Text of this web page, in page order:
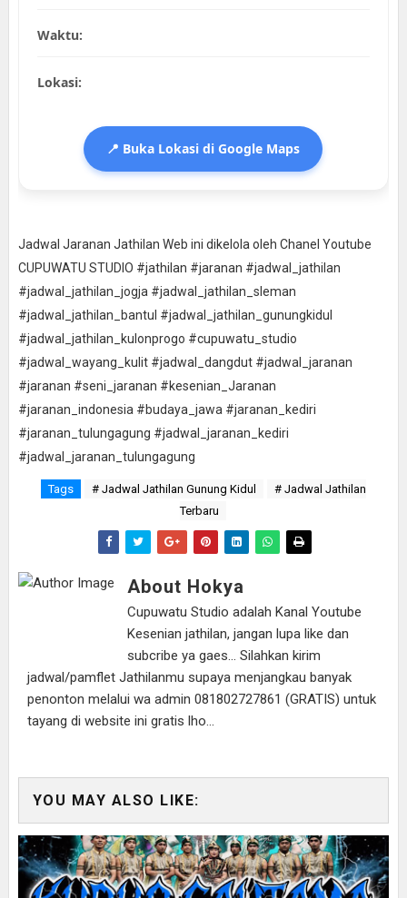
Waktu:
Lokasi:
📍 Buka Lokasi di Google Maps
Jadwal Jaranan Jathilan Web ini dikelola oleh Chanel Youtube
CUPUWATU STUDIO #jathilan #jaranan #jadwal_jathilan
#jadwal_jathilan_jogja #jadwal_jathilan_sleman
#jadwal_jathilan_bantul #jadwal_jathilan_gunungkidul
#jadwal_jathilan_kulonprogo #cupuwatu_studio
#jadwal_wayang_kulit #jadwal_dangdut #jadwal_jaranan
#jaranan #seni_jaranan #kesenian_Jaranan
#jaranan_indonesia #budaya_jawa #jaranan_kediri
#jaranan_tulungagung #jadwal_jaranan_kediri
#jadwal_jaranan_tulungagung
Tags # Jadwal Jathilan Gunung Kidul
# Jadwal Jathilan
Terbaru
About Hokya
Cupuwatu Studio adalah Kanal Youtube
Kesenian jathilan, jangan lupa like dan
subcribe ya gaes... Silahkan kirim
jadwal/pamflet Jathilanmu supaya menjangkau banyak
penonton melalui wa admin 081802727861 (GRATIS) untuk
tayang di website ini gratis lho...
YOU MAY ALSO LIKE: